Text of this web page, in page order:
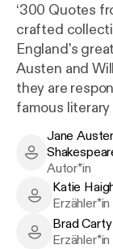
‘300 Quotes
crafted
England's
Austen and
they are
famous literary
‘Sense and
This
is guaranteed
Quotes from
some of the
Jane Austen,
Jane
Autor*in
Katie Haigh -
Katie
Erzähler*in
Brad Carty -
Brad Carty
Erzähler*in